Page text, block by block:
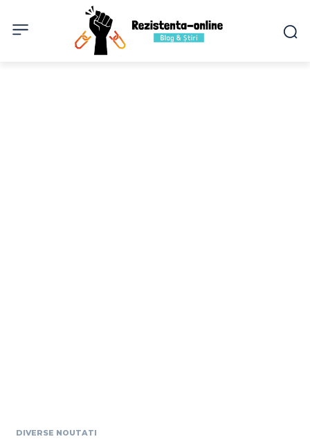
DIVERSE NOUTATI